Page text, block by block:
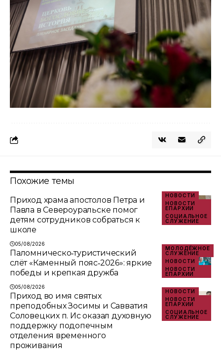
Похожие темы
НОВОСТИ
НОВОСТИ
ЕПАРХИИ
СОЦИАЛЬНОЕ
СЛУЖЕНИЕ
Приход храма апостолов Петра и
Павла в Североуральске помог
детям сотрудников собраться к
школе
05/08/2026
МОЛОДЁЖНОЕ
СЛУЖЕНИЕ
НОВОСТИ
НОВОСТИ
ЕПАРХИИ
Паломническо‑туристический
слёт «Каменный пояс‑2026»: яркие
победы и крепкая дружба
05/08/2026
НОВОСТИ
НОВОСТИ
ЕПАРХИИ
СОЦИАЛЬНОЕ
СЛУЖЕНИЕ
Приход во имя святых
преподобных Зосимы и Савватия
Соловецких п. Ис оказал духовную
поддержку подопечным
отделения временного
проживания